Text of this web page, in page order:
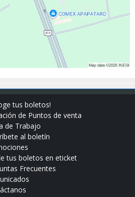
tus boletos!
de Puntos de venta
de Trabajo
al boletín
tus boletos en eticket
Frecuentes